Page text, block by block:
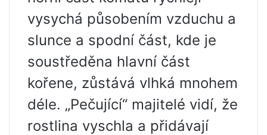
vysychá působením vzduchu a
slunce a spodní část, kde je
soustředěna hlavní část
kořene, zůstává vlhká mnohem
déle. „Pečující“ majitelé vidí, že
rostlina vyschla a přidávají